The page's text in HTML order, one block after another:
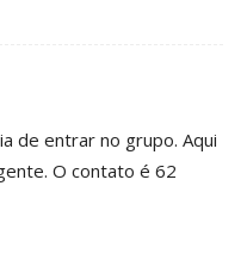
de entrar no grupo. Aqui
O contato é 62